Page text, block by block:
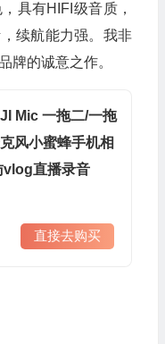
具有HIFI级音质，
续航能力强。我非
牌的诚意之作。
Mic 一拖二/一拖
风小蜜蜂手机相
vlog直播录音
直接去购买